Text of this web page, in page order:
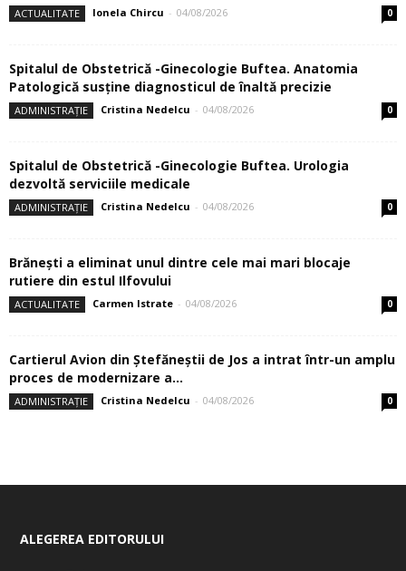
ACTUALITATE Ionela Chircu - 04/08/2026 0
Spitalul de Obstetrică -Ginecologie Buftea. Anatomia
Patologică susţine diagnosticul de înaltă precizie
ADMINISTRAȚIE Cristina Nedelcu - 04/08/2026 0
Spitalul de Obstetrică -Ginecologie Buftea. Urologia
dezvoltă serviciile medicale
ADMINISTRAȚIE Cristina Nedelcu - 04/08/2026 0
Brănești a eliminat unul dintre cele mai mari blocaje
rutiere din estul Ilfovului
ACTUALITATE Carmen Istrate - 04/08/2026 0
Cartierul Avion din Ştefăneştii de Jos a intrat într-un amplu
proces de modernizare a...
ADMINISTRAȚIE Cristina Nedelcu - 04/08/2026 0
ALEGEREA EDITORULUI